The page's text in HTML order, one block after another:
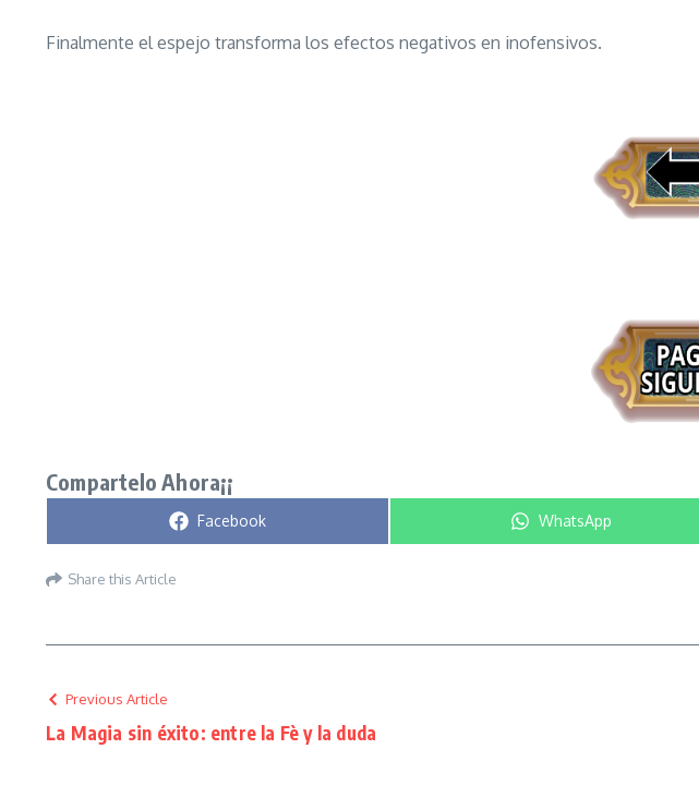
Finalmente el espejo transforma los efectos negativos en inofensivos.
Compartelo Ahora¡¡
Compartir en
Facebook Compartir en
WhatsApp
Share this Article
Previous Article
La Magia sin éxito: entre la Fè y la duda